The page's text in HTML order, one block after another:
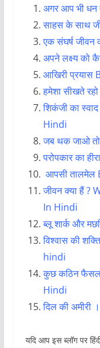
अगर आप भी धन
साहस के साथ
एक संघर्ष जीवन
अपने लक्ष्य को
आखिरी
हमेशा सीखते
शिकंजी का
Hindi
जब थक जाओ तो
परोपकार का हीरा
आपसी तालमेल
जीवन क्या हैं
In Hindi
ब्लू शार्क और
विश्वास की
hindi
कुछ कठिन
Hindi
दिल की
यदि आप इस ब्लॉग पर